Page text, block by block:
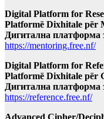
Digital Platform for
Platformë Dixhitale për
Дигитална платформа
https://mentoring.free.nf/
Digital Platform for
Platformë Dixhitale për
Дигитална платформа
https://reference.free.nf/